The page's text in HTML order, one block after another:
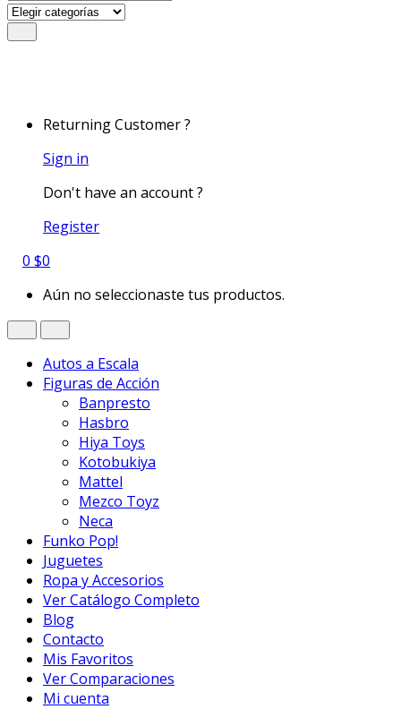
for:
Returning Customer ?
Sign in
Don't have an account ?
Register
0 $0
Aún no seleccionaste tus productos.
Autos a Escala
Figuras de Acción
Banpresto
Hasbro
Hiya Toys
Kotobukiya
Mattel
Mezco Toyz
Neca
Funko Pop!
Juguetes
Ropa y Accesorios
Ver Catálogo Completo
Blog
Contacto
Mis Favoritos
Ver Comparaciones
Mi cuenta